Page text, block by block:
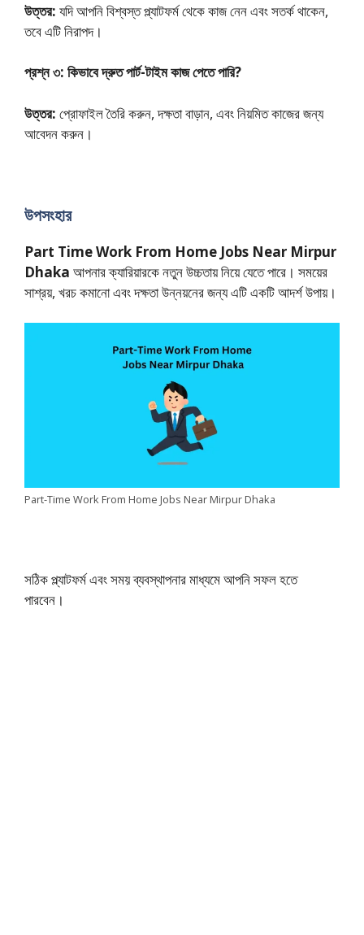
উত্তর: যদি আপনি বিশ্বস্ত প্ল্যাটফর্ম থেকে কাজ নেন এবং সতর্ক থাকেন,
তবে এটি নিরাপদ।
প্রশ্ন ৩: কিভাবে দ্রুত পার্ট-টাইম কাজ পেতে পারি?
উত্তর: প্রোফাইল তৈরি করুন, দক্ষতা বাড়ান, এবং নিয়মিত কাজের জন্য
আবেদন করুন।
উপসংহার
Part Time Work From Home Jobs Near Mirpur
Dhaka আপনার ক্যারিয়ারকে নতুন উচ্চতায় নিয়ে যেতে পারে। সময়ের
সাশ্রয়, খরচ কমানো এবং দক্ষতা উন্নয়নের জন্য এটি একটি আদর্শ উপায়।
Part-Time Work From Home Jobs Near Mirpur Dhaka
সঠিক প্ল্যাটফর্ম এবং সময় ব্যবস্থাপনার মাধ্যমে আপনি সফল হতে
পারবেন।